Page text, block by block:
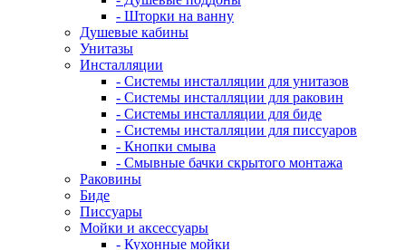
- Шторки на ванну
Душевые кабины
Унитазы
Инсталляции
- Системы инсталляции для унитазов
- Системы инсталляции для раковин
- Системы инсталляции для биде
- Системы инсталляции для писсуаров
- Кнопки смыва
- Смывные бачки скрытого монтажа
Раковины
Биде
Писсуары
Мойки и аксессуары
- Кухонные мойки